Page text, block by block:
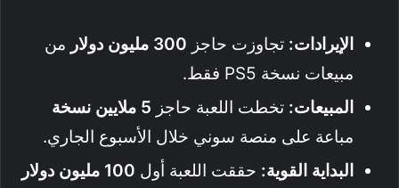
الإيرادات: تجاوزت حاجز 300 مليون دولار
من
مبيعات نسخة PS5 فقط.
المبيعات: تخطت اللعبة حاجز 5 ملايين نسخة
مباعة على منصة سوني خلال الأسبوع الجاري.
البداية القوية: حققت اللعبة أول 100 مليون دولار